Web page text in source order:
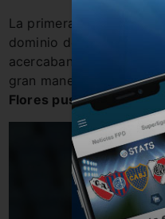
La primera parte, al
dominio de la pelota
acercaban al arco rival.
gran manera en el
Flores puso el 1 a 0 en